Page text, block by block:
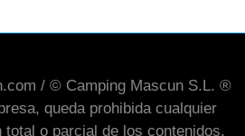
/ © Camping Mascun S.L. ®
queda prohibida cualquier
total o parcial de los contenidos,